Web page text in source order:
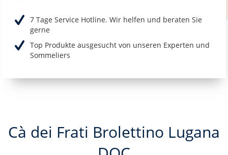
7 Tage Service Hotline. Wir helfen und beraten Sie
gerne
Top Produkte ausgesucht von unseren Experten und
Sommeliers
Cà dei Frati Brolettino Lugana